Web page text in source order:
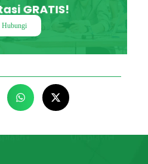
GRATIS!
Hubungi